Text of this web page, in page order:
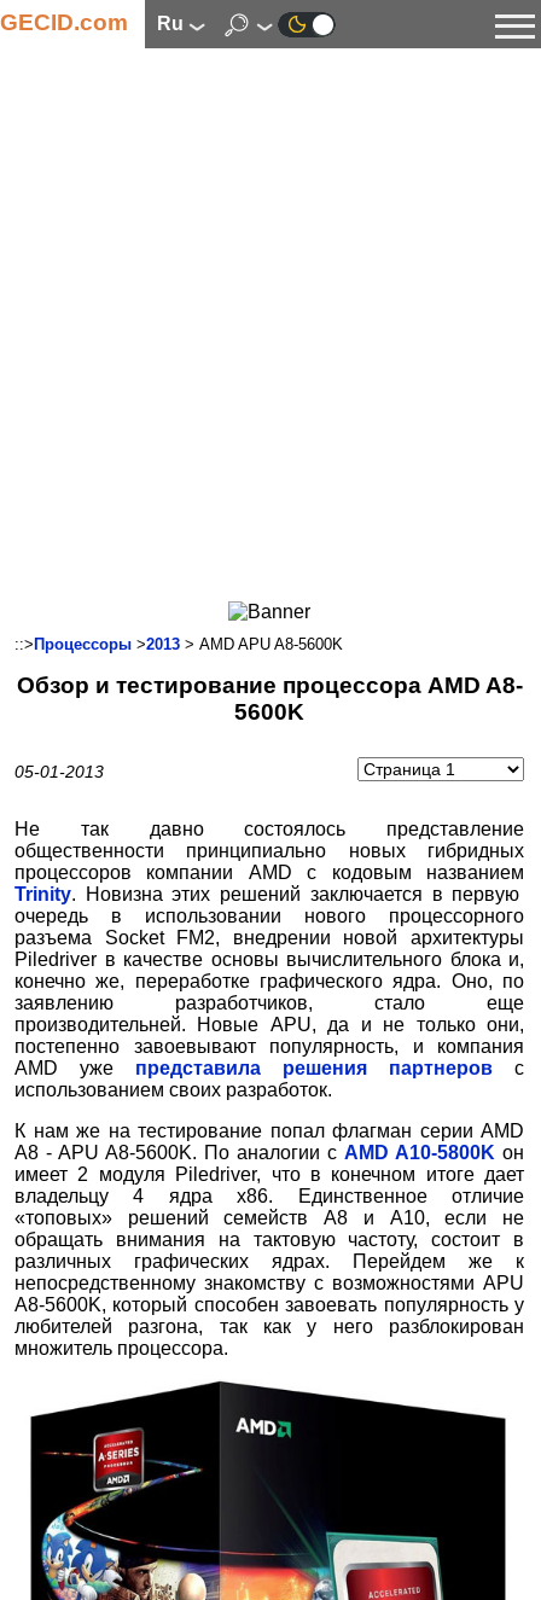
GECID.com ru
Смартфоны
Коммуникации
Автоэлектроника
::> Процессоры >2013 > AMD APU A8-5600K
Обзор и тестирование процессора AMD A8-
5600K
05-01-2013
Не так давно состоялось представление
общественности принципиально новых гибридных
процессоров компании AMD с кодовым названием
Trinity. Новизна этих решений заключается в первую
очередь в использовании нового процессорного
разъема Socket FM2, внедрении новой архитектуры
Piledriver в качестве основы вычислительного блока и,
конечно же, переработке графического ядра. Оно, по
заявлению разработчиков, стало еще
производительней. Новые APU, да и не только они,
постепенно завоевывают популярность, и компания
AMD уже представила решения партнеров с
использованием своих разработок.
К нам же на тестирование попал флагман серии AMD
A8 - APU A8-5600K. По аналогии сAMD A10-5800K он
имеет 2 модуля Piledriver, что в конечном итоге дает
владельцу 4 ядра х86. Единственное отличие
«топовых» решений семейств A8 и A10, если не
обращать внимания на тактовую частоту, состоит в
различных графических ядрах. Перейдем же к
непосредственному знакомству с возможностями APU
A8-5600K, который способен завоевать популярность у
любителей разгона, так как у него разблокирован
множитель процессора.